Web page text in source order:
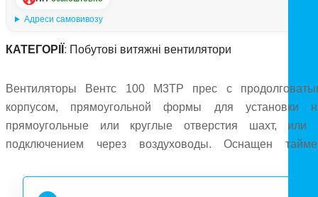
Адреси самовивозу
КАТЕГОРІЇ : Побутові витяжні вентилятори
Вентиляторы Вентс 100 М3ТР прес с
корпусом, прямоугольной формы для установки
прямоугольные или круглые отверстия шахт, или
подключением через воздуховоды. Оснащен
действием от 1 до 4 метров и углом 100°.